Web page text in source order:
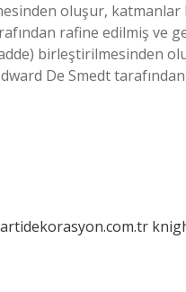
oluşur, katmanlar
rafine edilmiş
birleştirilmesinden
De Smedt